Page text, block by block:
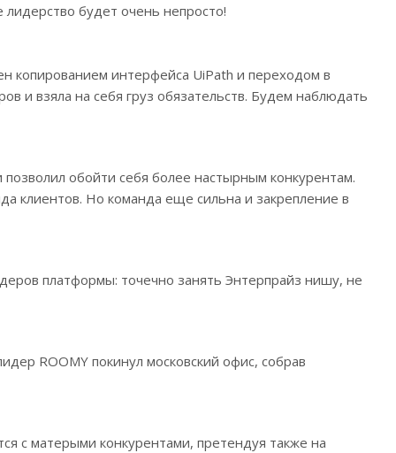
будет очень непросто!
копированием интерфейса UiPath и переходом в
и взяла на себя груз обязательств. Будем наблюдать
обойти себя более настырным конкурентам.
клиентов. Но команда еще сильна и закрепление в
платформы: точечно занять Энтерпрайз нишу, не
ROOMY покинул московский офис, собрав
с матерыми конкурентами, претендуя также на